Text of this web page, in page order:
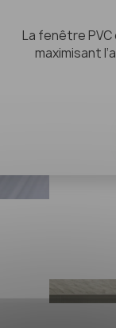
La fenêtre
maximisant